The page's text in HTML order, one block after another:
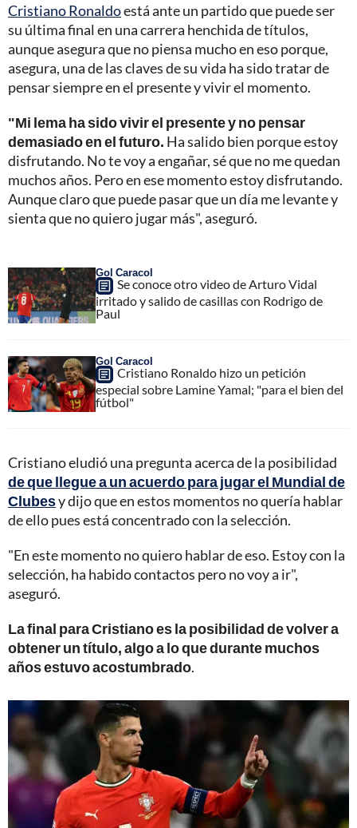
Cristiano Ronaldoestá ante un partido que puede ser
su última final en una carrera henchida de títulos,
aunque asegura que no piensa mucho en eso porque,
asegura, una de las claves de su vida ha sido tratar de
pensar siempre en el presente y vivir el momento.
"Mi lema ha sido vivir el presente y no pensar
demasiado en el futuro. Ha salido bien porque estoy
disfrutando. No te voy a engañar, sé que no me quedan
muchos años. Pero en ese momento estoy disfrutando.
Aunque claro que puede pasar que un día me levante y
sienta que no quiero jugar más", aseguró.
Gol Caracol
Se conoce otro video de Arturo Vidal
irritado y salido de casillas con Rodrigo de
Paul
Gol Caracol
Cristiano Ronaldo hizo un petición
especial sobre Lamine Yamal; "para el bien del
fútbol"
Cristiano eludió una pregunta acerca de la posibilidad
de que llegue a un acuerdo para jugar el Mundial de
Clubesy dijo que en estos momentos no quería hablar
de ello pues está concentrado con la selección.
"En este momento no quiero hablar de eso. Estoy con la
selección, ha habido contactos pero no voy a ir",
aseguró.
La final para Cristiano es la posibilidad de volver a
obtener un título, algo a lo que durante muchos
años estuvo acostumbrado.